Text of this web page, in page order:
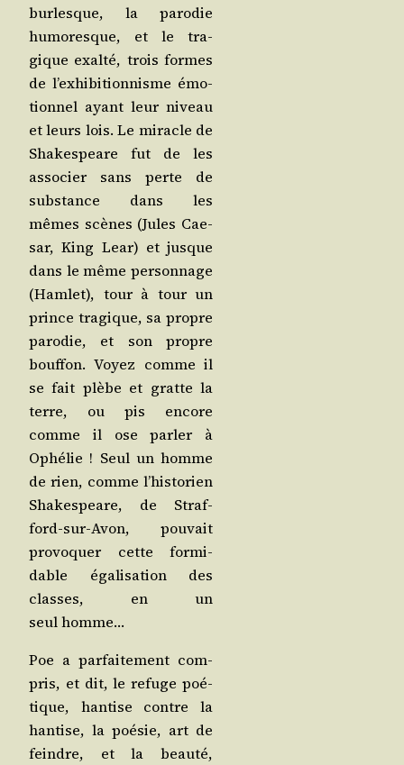
bur­lesque, la paro­die
humo­resque, et le tra­
gique exal­té, trois formes
de l’exhibitionnisme émo­
tion­nel ayant leur niveau
et leurs lois. Le miracle de
Sha­kes­peare fut de les
asso­cier sans perte de
sub­stance dans les
mêmes scènes (Jules Cae­
sar, King Lear) et jusque
dans le même per­son­nage
(Ham­let), tour à tour un
prince tra­gique, sa propre
paro­die, et son propre
bouf­fon. Voyez comme il
se fait plèbe et gratte la
terre, ou pis encore
comme il ose par­ler à
Ophé­lie ! Seul un homme
de rien, comme l’historien
Sha­kes­peare, de Straf­
ford-sur-Avon, pou­vait
pro­vo­quer cette for­mi­
dable éga­li­sa­tion des
classes, en un
seul homme…
Poe a par­fai­te­ment com­
pris, et dit, le refuge poé­
tique, han­tise contre la
han­tise, la poé­sie, art de
feindre, et la beau­té,